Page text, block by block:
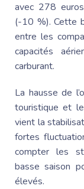
avec 278
(-10 %). Cette
entre les
capacités
carburant.
La hausse de
touristique et
vient la
fortes
compter les
basse saison
élevés.